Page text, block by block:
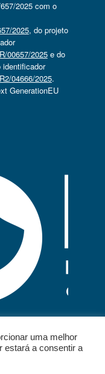
2025 com o
2025, do projeto
00657/2025e do
identificador
04666/2025.
GenerationEU
uma melhor
estará a consentir a